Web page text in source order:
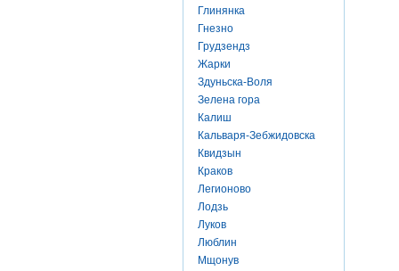
Глинянка
Гнезно
Грудзендз
Жарки
Здуньска-Воля
Зелена гора
Калиш
Кальваря-Зебжидовска
Квидзын
Краков
Легионово
Лодзь
Луков
Люблин
Мщонув